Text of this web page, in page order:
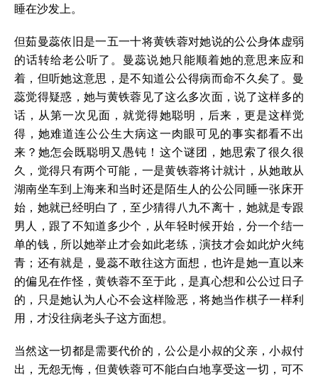
睡在沙发上。
但茹曼蕊依旧是一五一十将黄铁蓉对她说的公公身体虚弱
的话转给老公听了。曼蕊说她只能顺着她的意思来应和
着，但听她这意思，是不知道公公得病而命不久矣了。曼
蕊觉得疑惑，她与黄铁蓉见了这么多次面，说了这样多的
话，从第一次见面，就觉得她聪明，后来，更是这样觉
得，她难道连公公生大病这一肉眼可见的事实都看不出
来？她怎会既聪明又愚钝！这个谜团，她思索了很久很
久，觉得只有两个可能，一是黄铁蓉将计就计，从她敢从
湖南坐车到上海来和当时还是陌生人的公公同睡一张床开
始，她就已经明白了，至少猜得八九不离十，她就是专跟
男人，跟了不知道多少个，从年轻时候开始，分一个结一
单的钱，所以她举止才会如此老练，演技才会如此炉火纯
青；还有就是，曼蕊不敢往这方面想，也许是她一直以来
的偏见在作怪，黄铁蓉不至于此，是真心想和公公过日子
的，只是她认为人心不会这样险恶，将她当作棋子一样利
用，才没往病老头子这方面想。
当然这一切都是需要代价的，公公是小叔的父亲，小叔付
出，无怨无悔，但黄铁蓉可不能白白地享受这一切，可不